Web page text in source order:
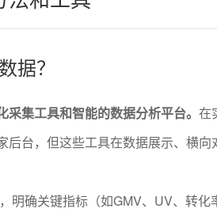
据？
集工具和智能的数据分析平台。 在
台，但这些工具在数据展示、横向
明确关键指标（如GMV、UV、转化